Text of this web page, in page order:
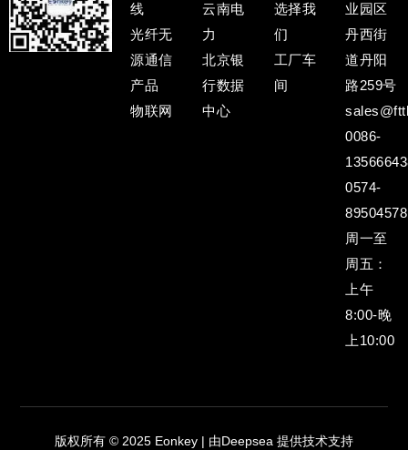
线
光纤无
源通信
产品
物联网
云南电
力
北京银
行数据
中心
选择我
们
工厂车
间
业园区
丹西街
道丹阳
路259号
0086-
0574-
89504578
周一至
周五：
上午
8:00-晚
上10:00
版权所有 © 2025 Eonkey | 由Deepsea 提供技术支持